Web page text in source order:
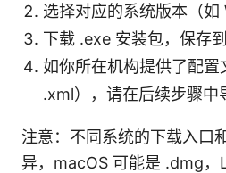
选择对应的系统版本（
下载 .exe 安装包，保存到
如你所在机构提供了配
.xml），请在后续步骤中
注意：不同系统的下载入口
异，macOS 可能是 .dmg，